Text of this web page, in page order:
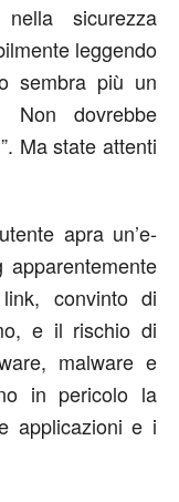
sicurezza
leggendo
sembra più un
Non dovrebbe
Ma state attenti
apra un’e-
convinto di
e il rischio di
malware e
in pericolo la
applicazioni e i